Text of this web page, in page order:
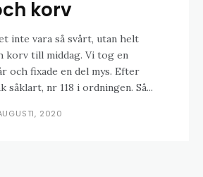
korv
inte vara så svårt, utan helt
korv till middag. Vi tog en
och fixade en del mys. Efter
såklart, nr 118 i ordningen. Så...
2020